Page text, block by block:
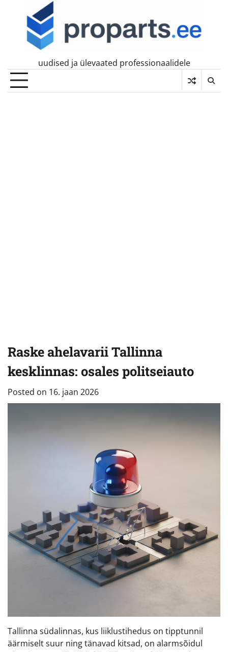
content
uudised ja ülevaated professionaalidele
Raske ahelavarii Tallinna
kesklinnas: osales politseiauto
Posted on 16. jaan 2026
Tallinna südalinnas, kus liiklustihedus on tipptunnil
äärmiselt suur ning tänavad kitsad, on alarmsõidul